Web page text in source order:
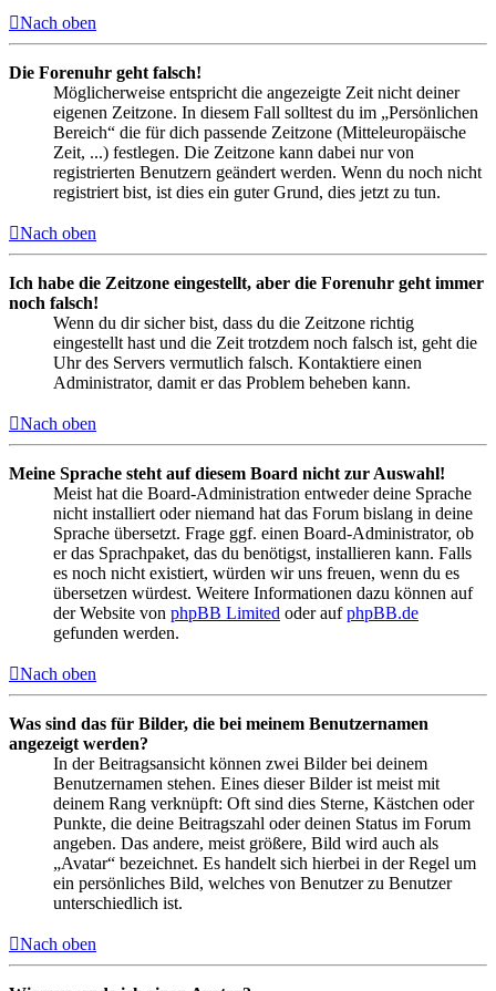
Nach oben
Die Forenuhr geht falsch!
Möglicherweise entspricht die angezeigte Zeit nicht deiner
eigenen Zeitzone. In diesem Fall solltest du im „Persönlichen
Bereich“ die für dich passende Zeitzone (Mitteleuropäische
Zeit, ...) festlegen. Die Zeitzone kann dabei nur von
registrierten Benutzern geändert werden. Wenn du noch nicht
registriert bist, ist dies ein guter Grund, dies jetzt zu tun.
Nach oben
Ich habe die Zeitzone eingestellt, aber die Forenuhr geht immer
noch falsch!
Wenn du dir sicher bist, dass du die Zeitzone richtig
eingestellt hast und die Zeit trotzdem noch falsch ist, geht die
Uhr des Servers vermutlich falsch. Kontaktiere einen
Administrator, damit er das Problem beheben kann.
Nach oben
Meine Sprache steht auf diesem Board nicht zur Auswahl!
Meist hat die Board-Administration entweder deine Sprache
nicht installiert oder niemand hat das Forum bislang in deine
Sprache übersetzt. Frage ggf. einen Board-Administrator, ob
er das Sprachpaket, das du benötigst, installieren kann. Falls
es noch nicht existiert, würden wir uns freuen, wenn du es
übersetzen würdest. Weitere Informationen dazu können auf
der Website von phpBB Limited oder aufphpBB.de
gefunden werden.
Nach oben
Was sind das für Bilder, die bei meinem Benutzernamen
angezeigt werden?
In der Beitragsansicht können zwei Bilder bei deinem
Benutzernamen stehen. Eines dieser Bilder ist meist mit
deinem Rang verknüpft: Oft sind dies Sterne, Kästchen oder
Punkte, die deine Beitragszahl oder deinen Status im Forum
angeben. Das andere, meist größere, Bild wird auch als
„Avatar“ bezeichnet. Es handelt sich hierbei in der Regel um
ein persönliches Bild, welches von Benutzer zu Benutzer
unterschiedlich ist.
Nach oben